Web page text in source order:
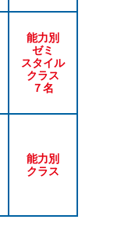
能力別
ゼミ
スタイル
クラス
７名
能力別
クラス